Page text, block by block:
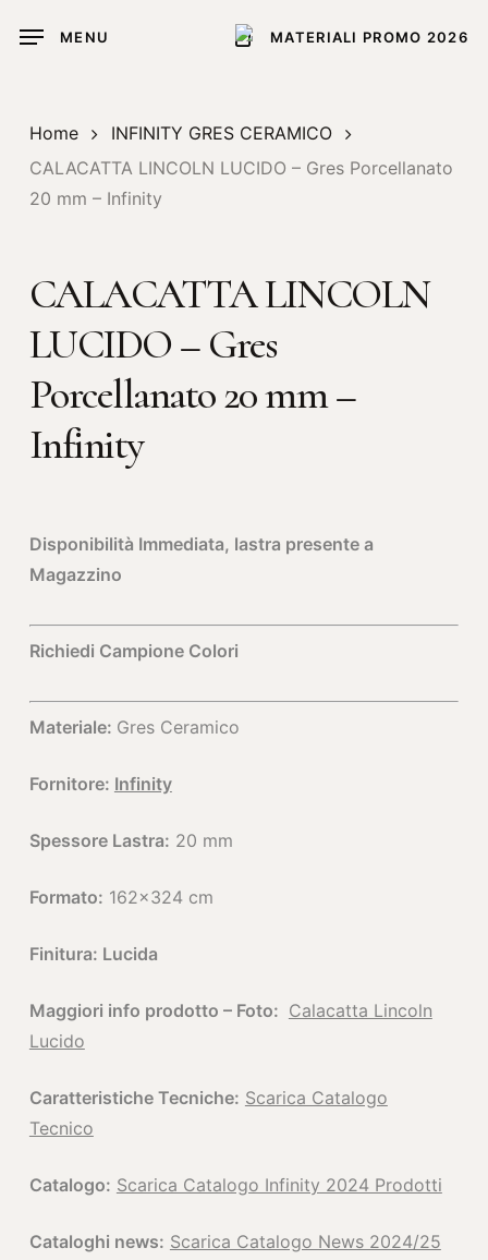
MATERIALI PROMO 2026
MENU
Home
INFINITY GRES CERAMICO
CALACATTA LINCOLN LUCIDO – Gres Porcellanato
20 mm – Infinity
CALACATTA LINCOLN
LUCIDO – Gres
Porcellanato 20 mm –
Infinity
Disponibilità Immediata, lastra presente a
Magazzino
Richiedi Campione Colori
Materiale: Gres Ceramico
Fornitore: Infinity
Spessore Lastra: 20 mm
Formato: 162×324 cm
Finitura: Lucida
Maggiori info prodotto – Foto: Calacatta Lincoln
Lucido
Caratteristiche Tecniche: Scarica Catalogo
Tecnico
Catalogo: Scarica Catalogo Infinity 2024 Prodotti
Cataloghi news: Scarica Catalogo News 2024/25